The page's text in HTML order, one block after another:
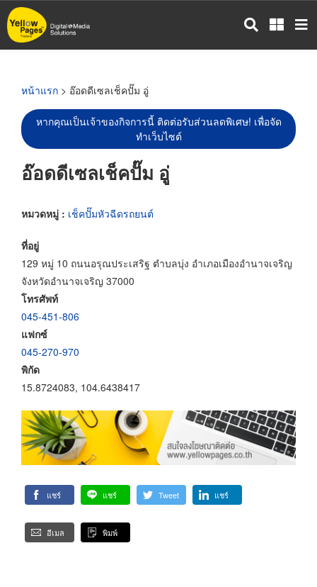
ข้าม
ไป
หน้าแรก > อ๊อดดีเซลเช็คปั๊ม อู่
หากคุณเป็นเจ้าของกิจการนี้ ติดต่อรับส่วนลดพิเศษ! เพื่อจัด
ทำเว็บไซต์
อ๊อดดีเซลเช็คปั๊ม อู่
หมวดหมู่ : เช็คปั๊มหัวฉีดรถยนต์
ที่อยู่
129 หมู่ 10 ถนนอรุณประเสริฐ ตำบลบุ่ง อำเภอเมืองอำนาจเจริญ
จังหวัดอำนาจเจริญ 37000
โทรศัพท์
045-451-806
แฟกซ์
045-270-970
พิกัด
15.8724083, 104.6438417
แชร์ แชร์ Tweet แชร์
อีเมล พิมพ์